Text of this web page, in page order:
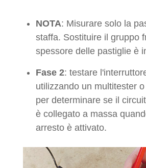
NOTA: Misurare solo la
staffa. Sostituire il gruppo
spessore delle pastiglie è
Fase 2: testare
utilizzando un multitester
per determinare se il
è collegato a massa
arresto è attivato.